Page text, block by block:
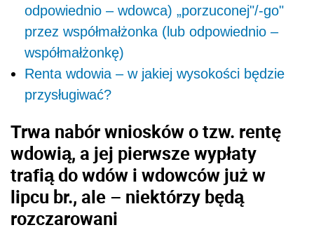
odpowiednio – wdowca) „porzuconej"/-go"
przez współmałżonka (lub odpowiednio –
współmałżonkę)
Renta wdowia – w jakiej wysokości będzie
przysługiwać?
Trwa nabór wniosków o tzw. rentę
wdowią, a jej pierwsze wypłaty
trafią do wdów i wdowców już w
lipcu br., ale – niektórzy będą
rozczarowani